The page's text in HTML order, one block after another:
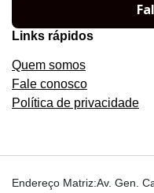
Links rápidos
Quem somos
Fale conosco
Política de privacidade
Endereço Matriz:Av. Gen.